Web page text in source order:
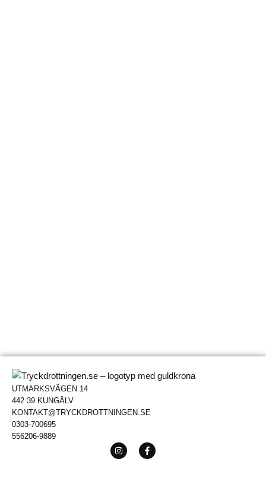
UTMARKSVÄGEN 14
442 39 KUNGÄLV
KONTAKT@TRYCKDROTTNINGEN.SE
0303-700695
556206-9889